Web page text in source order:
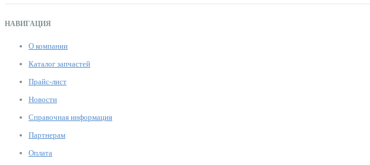
НАВИГАЦИЯ
О компании
Каталог запчастей
Прайс-лист
Новости
Справочная информация
Партнерам
Оплата